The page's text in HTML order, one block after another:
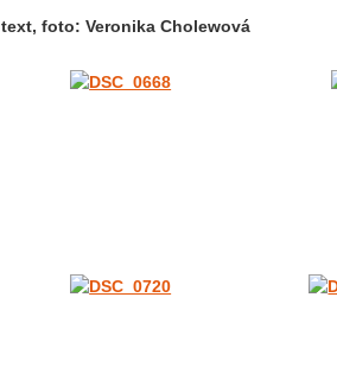
text, foto: Veronika Cholewová